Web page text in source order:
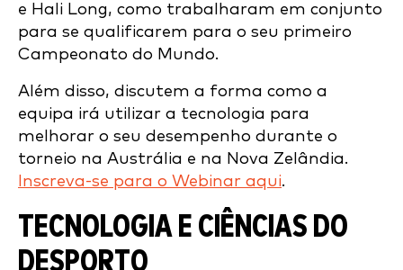
e Hali Long, como trabalharam em conjunto
para se qualificarem para o seu primeiro
Campeonato do Mundo.
Além disso, discutem a forma como a
equipa irá utilizar a tecnologia para
melhorar o seu desempenho durante o
torneio na Austrália e na Nova Zelândia.
Inscreva-se para o Webinar aqui.
TECNOLOGIA E CIÊNCIAS DO
DESPORTO